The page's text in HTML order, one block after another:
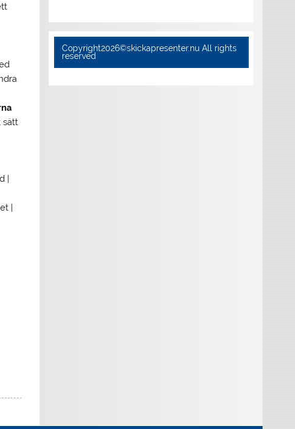
sätt
|
|
Copyright2026©skickapresenter.nu All rights
reserved